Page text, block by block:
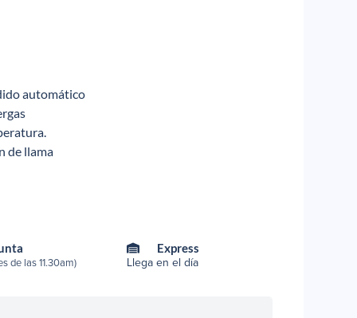
automático
de llama
de las 11.30am)
Express
Llega en el día